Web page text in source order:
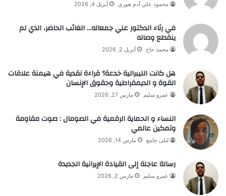
محمود علي آدم هوري أبريل 4, 2026
في رثاء الدكتور علي جمعاله… الغائب الحاضر، الذي لم
ينقطع وصاله
محمد حاج أبريل 2, 2026
هل كانت الليبرالية خدعة؟ قراءة نقدية في هيمنة علاقات
القوة و الديمقراطية وحقوق الإنسان
عمرو سليم مارس 27, 2026
النساء و الحماية الرقمية في الصومال : صوت مقاومة
وتمكين عالمي
ليلى جامع مارس 14, 2026
رسالة عاجلة إلى القيادة الإيرانية الجديدة
عمرو سليم مارس 2, 2026